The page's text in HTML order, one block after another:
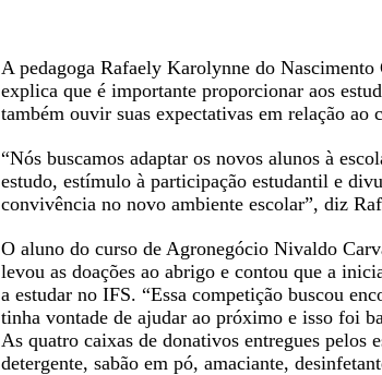
A pedagoga Rafaely Karolynne do
explica que é importante proporcionar aos
também ouvir suas expectativas em relação ao
“Nós buscamos adaptar os novos alunos à
estudo, estímulo à participação estudantil e
convivência no novo ambiente escolar”, diz
O aluno do curso de Agronegócio Nivaldo
levou as doações ao abrigo e contou que a
a estudar no IFS. “Essa competição buscou
tinha vontade de ajudar ao próximo e isso foi
As quatro caixas de donativos entregues pelos
detergente, sabão em pó, amaciante,